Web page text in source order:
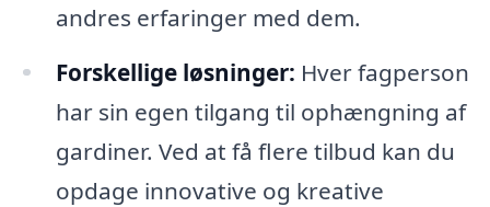
andres erfaringer med dem.
Forskellige løsninger: Hver fagperson
har sin egen tilgang til ophængning af
gardiner. Ved at få flere tilbud kan du
opdage innovative og kreative